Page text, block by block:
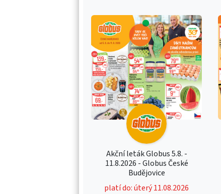
Akční leták Globus 5.8. -
11.8.2026 - Globus České
Budějovice
platí do: úterý 11.08.2026